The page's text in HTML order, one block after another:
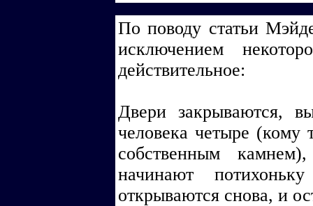
По поводу статьи
исключением
действительное:
Двери закрываются,
человека четыре
собственным
начинают
открываются снова, и